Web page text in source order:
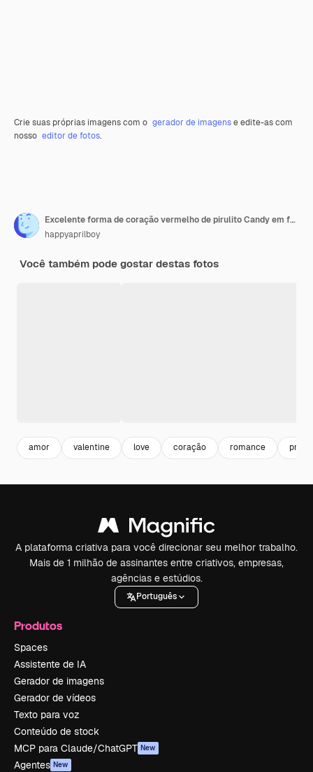
Crie suas próprias imagens com o gerador de imagense edite-as com
nosso editor de fotos.
Excelente forma de coração vermelho de pirulito Candy em fundo rosa. Renderização 3D. Idéia mínima do conceito dos namorados.
happyaprilboy
Você também pode gostar destas fotos
amor valentine love coração romance
A plataforma criativa para você direcionar seu melhor trabalho.
Mais de 1 milhão de assinantes entre criativos, empresas,
agências e estúdios.
Português
Produtos
Spaces
Assistente de IA
Gerador de imagens
Gerador de vídeos
Texto para voz
Conteúdo de stock
MCP para Claude/ChatGPT New
Agentes New